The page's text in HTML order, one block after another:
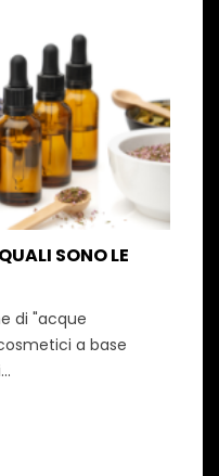
SONO LE
di "acque
a base